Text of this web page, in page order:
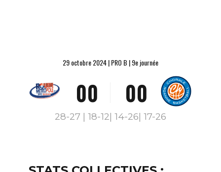
29 octobre 2024 | PRO B | 9e journée
0
1
0
1
0
1
0
1
28-27 | 18-12| 14-26| 17-26